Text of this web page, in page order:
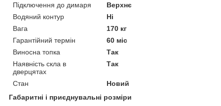
Підключення до димаря
Верхнє
Водяний контур
Ні
Вага
170 кг
Гарантійний термін
60 міс
Виносна топка
Так
Наявність скла в
дверцятах
Так
Стан
Новий
Габаритні і приєднувальні розміри